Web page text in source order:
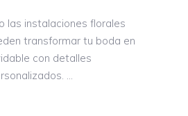
las instalaciones florales
transformar tu boda en
con detalles